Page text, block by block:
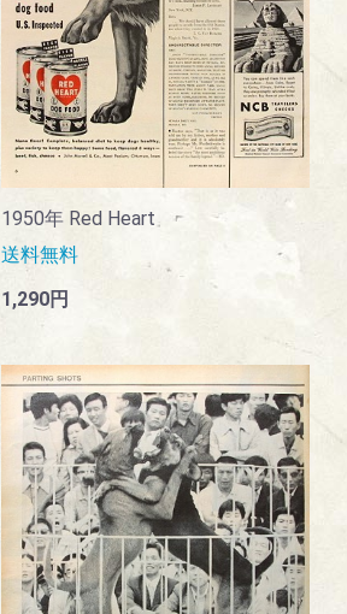
1950年 Red Heart
送料無料
1,290円